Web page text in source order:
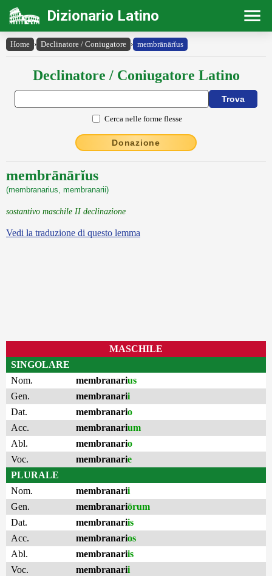
Dizionario Latino
Home › Declinatore / Coniugatore › membrānārĭus
Declinatore / Coniugatore Latino
Cerca nelle forme flesse
Donazione
membrānārĭus
(membranarius, membranarii)
sostantivo maschile II declinazione
Vedi la traduzione di questo lemma
MASCHILE
SINGOLARE
Nom.
membranarius
Gen.
membranarii
Dat.
membranario
Acc.
membranarium
Abl.
membranario
Voc.
membranarie
PLURALE
Nom.
membranarii
Gen.
membranariōrum
Dat.
membranariis
Acc.
membranarios
Abl.
membranariis
Voc.
membranarii